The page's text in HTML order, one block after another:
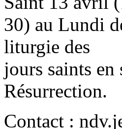
30) au Lundi
liturgie des
jours saints
Résurrection.
Contact :